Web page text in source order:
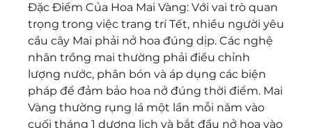
Đặc Điểm Của Hoa Mai Vàng: Với vai trò quan
trọng trong việc trang trí Tết, nhiều người yêu
cầu cây Mai phải nở hoa đúng dịp. Các nghệ
nhân trồng mai thường phải điều chỉnh
lượng nước, phân bón và áp dụng các biện
pháp để đảm bảo hoa nở đúng thời điểm. Mai
Vàng thường rụng lá một lần mỗi năm vào
cuối tháng 1 dương lịch và bắt đầu nở hoa vào